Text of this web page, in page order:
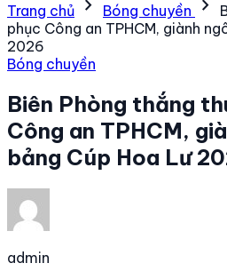
Trang chủ chevron_right Bóng chuyền chevron_right
phục Công an TPHCM, giành
2026
Bóng chuyền
Biên Phòng thắng
Công an TPHCM,
bảng Cúp Hoa Lư
admin